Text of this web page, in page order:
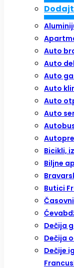
Auto
Auto
Auto
Auto
Auto
Auto
Bicikli,
Biljne
Butici
Dečija
Dečija
Dečije